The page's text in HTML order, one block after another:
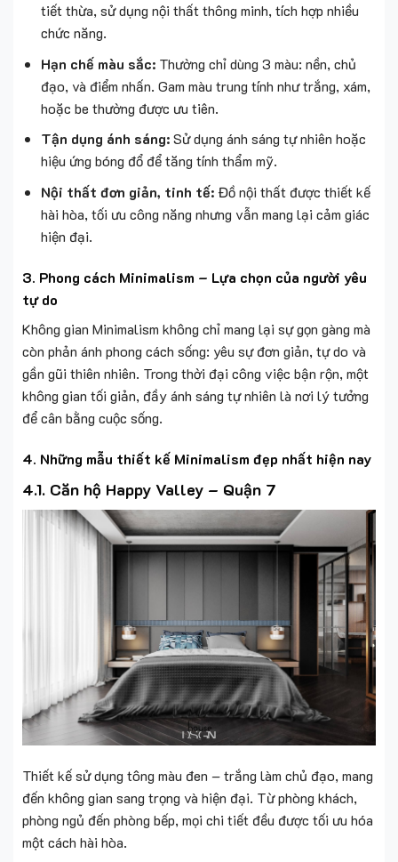
tiết thừa, sử dụng nội thất thông minh, tích hợp nhiều
chức năng.
Hạn chế màu sắc:Thường chỉ dùng 3 màu: nền, chủ
đạo, và điểm nhấn. Gam màu trung tính như trắng, xám,
hoặc be thường được ưu tiên.
Tận dụng ánh sáng:Sử dụng ánh sáng tự nhiên hoặc
hiệu ứng bóng đổ để tăng tính thẩm mỹ.
Nội thất đơn giản, tinh tế:Đồ nội thất được thiết kế
hài hòa, tối ưu công năng nhưng vẫn mang lại cảm giác
hiện đại.
3. Phong cách Minimalism – Lựa chọn của người yêu
tự do
Không gian Minimalism không chỉ mang lại sự gọn gàng mà
còn phản ánh phong cách sống: yêu sự đơn giản, tự do và
gần gũi thiên nhiên. Trong thời đại công việc bận rộn, một
không gian tối giản, đầy ánh sáng tự nhiên là nơi lý tưởng
để cân bằng cuộc sống.
4. Những mẫu thiết kế Minimalism đẹp nhất hiện nay
4.1. Căn hộ Happy Valley – Quận 7
Thiết kế sử dụng tông màu đen – trắng làm chủ đạo, mang
đến không gian sang trọng và hiện đại. Từ phòng khách,
phòng ngủ đến phòng bếp, mọi chi tiết đều được tối ưu hóa
một cách hài hòa.